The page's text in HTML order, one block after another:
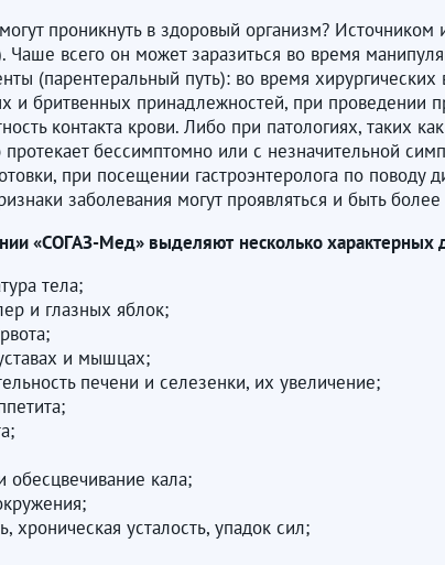
проникнуть в здоровый организм?
Чаше всего он может заразиться во время
(парентеральный путь): во время
бритвенных принадлежностей, при проведении
контакта крови. Либо при патологиях, таких
протекает бессимптомно или с незначительной
при посещении гастроэнтеролога по поводу
заболевания могут проявляться и быть
«СОГАЗ-Мед» выделяют несколько
тела;
и глазных яблок;
и мышцах;
печени и селезенки, их увеличение;
кала;
хроническая усталость, упадок сил;